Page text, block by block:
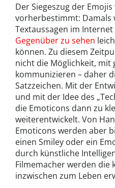
Der Siegeszug der
vorherbestimmt: Damals
Textaussagen im
Gegenüber zu sehen
können. Zu diesem
nicht die Möglichkeit, mit
kommunizieren – daher
Satzzeichen. Mit der
und mit der Idee des
die Emoticons dann zu
weiterentwickelt. Von
Emoticons werden aber
einen Smiley oder ein
durch künstliche
Filmemacher werden die
inzwischen zum Leben